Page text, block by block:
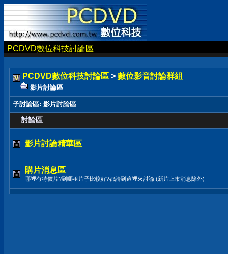
PCDVD數位科技討論區
PCDVD數位科技討論區 > 數位影音討論群組
影片討論區
子討論區: 影片討論區
討論區
影片討論精華區
購片消息區
哪裡有特價片?到哪租片子比較好?都請到這裡來討論 (新片上市消息除外)